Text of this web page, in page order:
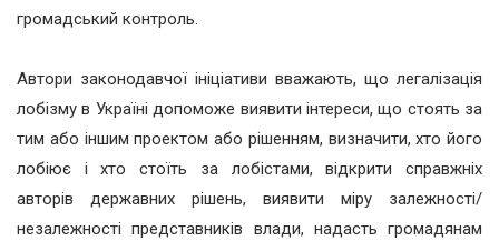
громадський контроль.
Автори законодавчої ініціативи вважають, що легалізація
лобізму в Україні допоможе виявити інтереси, що стоять за
тим або іншим проектом або рішенням, визначити, хто його
лобіює і хто стоїть за лобістами, відкрити справжніх
авторів державних рішень, виявити міру залежності/
незалежності представників влади, надасть громадянам